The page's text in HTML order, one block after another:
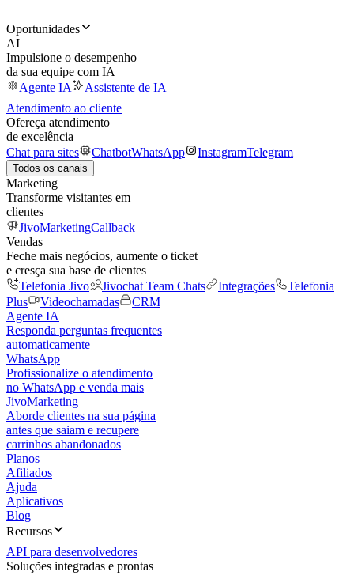
Oportunidades
AI
Impulsione o desempenho
da sua equipe com IA
Agente IA
Assistente de IA
Atendimento ao cliente
Ofereça atendimento
de excelência
Chat para sites
ChatbotWhatsApp InstagramTelegram
Todos os canais
Marketing
Transforme visitantes em
clientes
JivoMarketingCallback
Vendas
Feche mais negócios, aumente o ticket
e cresça sua base de clientes
Telefonia Jivo
Jivochat Team Chats Integrações
Telefonia
Plus
Videochamadas
CRM
Agente IA
Responda perguntas frequentes
automaticamente
WhatsApp
Profissionalize o atendimento
no WhatsApp e venda mais
JivoMarketing
Aborde clientes na sua página
antes que saiam e recupere
carrinhos abandonados
Planos
Afiliados
Ajuda
Aplicativos
Blog
Recursos
API para desenvolvedores
Soluções integradas e prontas